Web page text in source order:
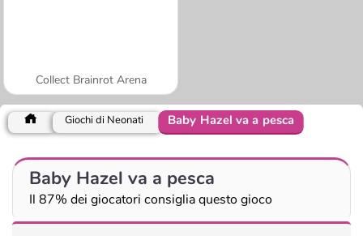
Collect Brainrot Arena
Giochi di Neonati Baby Hazel va a pesca
Baby Hazel va a pesca
Il 87% dei giocatori consiglia questo gioco